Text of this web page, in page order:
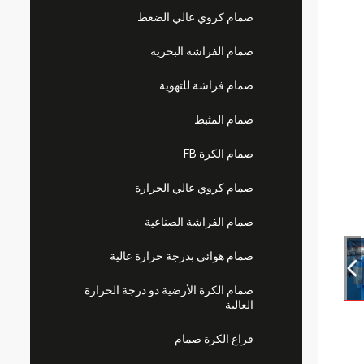
صمام كروي عالي الضغط
صمام الفراشة البحرية
صمام فراشة للتهوية
صمام المثبط
صمام الكرة FB
صمام كروي عالي الحرارة
صمام الفراشة الصناعية
صمام هوائي بدرجة حرارة عالية
صمام الكرة الأرضية ذو درجة الحرارة
العالية
فراغ الكرة صمام